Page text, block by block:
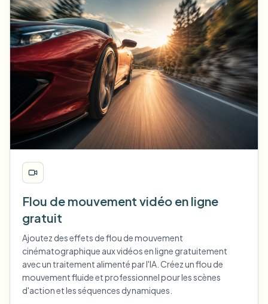
Flou de mouvement vidéo en ligne
gratuit
Ajoutez des effets de flou de mouvement
cinématographique aux vidéos en ligne gratuitement
avec un traitement alimenté par l'IA. Créez un flou de
mouvement fluide et professionnel pour les scènes
d'action et les séquences dynamiques.